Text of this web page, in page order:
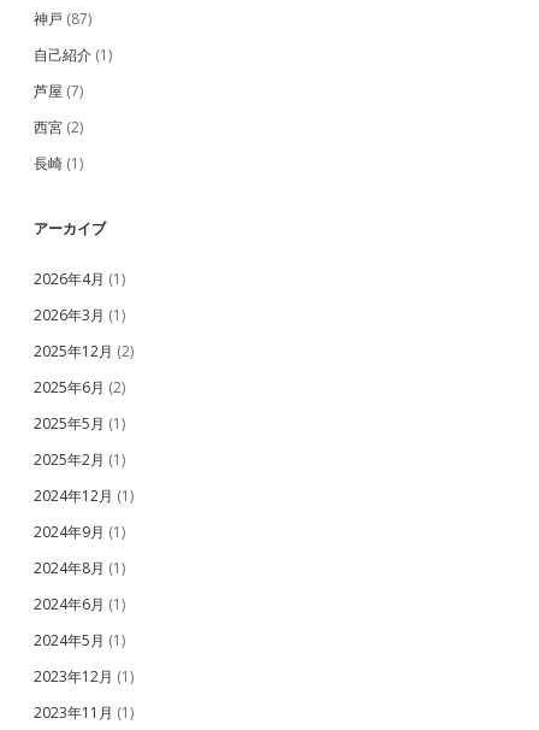
神戸 (87)
自己紹介 (1)
芦屋 (7)
西宮 (2)
長崎 (1)
アーカイブ
2026年4月 (1)
2026年3月 (1)
2025年12月 (2)
2025年6月 (2)
2025年5月 (1)
2025年2月 (1)
2024年12月 (1)
2024年9月 (1)
2024年8月 (1)
2024年6月 (1)
2024年5月 (1)
2023年12月 (1)
2023年11月 (1)